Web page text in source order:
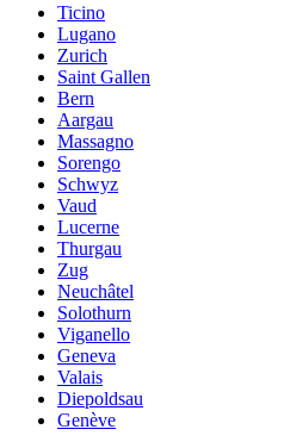
Ticino
Lugano
Zurich
Saint Gallen
Bern
Aargau
Massagno
Sorengo
Schwyz
Vaud
Lucerne
Thurgau
Zug
Neuchâtel
Solothurn
Viganello
Geneva
Valais
Diepoldsau
Genève